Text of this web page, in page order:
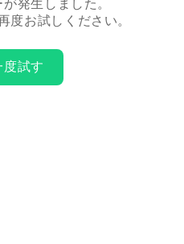
発生しました。
度お試しください。
度試す